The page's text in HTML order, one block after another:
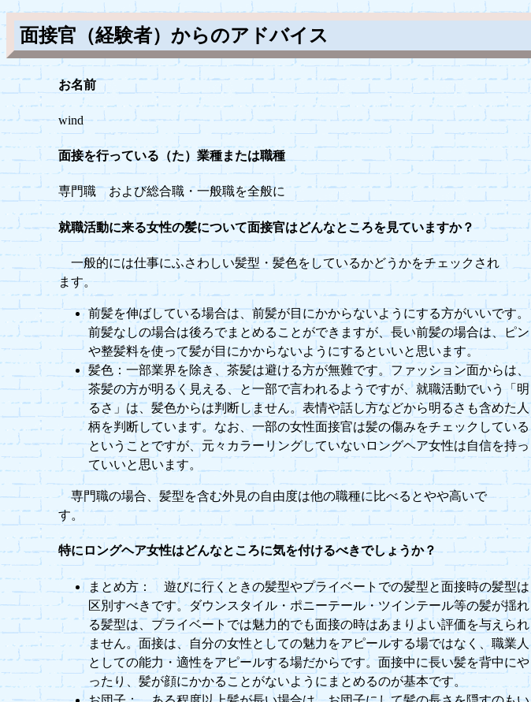
面接官（経験者）からのアドバイス
お名前
wind
面接を行っている（た）業種または職種
専門職 および総合職・一般職を全般に
就職活動に来る女性の髪について面接官はどんなところを見ていますか？
一般的には仕事にふさわしい髪型・髪色をしているかどうかをチェックされ
ます。
前髪を伸ばしている場合は、前髪が目にかからないようにする方がいいです。
前髪なしの場合は後ろでまとめることができますが、長い前髪の場合は、ピン
や整髪料を使って髪が目にかからないようにするといいと思います。
髪色：一部業界を除き、茶髪は避ける方が無難です。ファッション面からは、
茶髪の方が明るく見える、と一部で言われるようですが、就職活動でいう「明
るさ」は、髪色からは判断しません。表情や話し方などから明るさも含めた人
柄を判断しています。なお、一部の女性面接官は髪の傷みをチェックしている
ということですが、元々カラーリングしていないロングヘア女性は自信を持っ
ていいと思います。
専門職の場合、髪型を含む外見の自由度は他の職種に比べるとやや高いで
す。
特にロングヘア女性はどんなところに気を付けるべきでしょうか？
まとめ方： 遊びに行くときの髪型やプライベートでの髪型と面接時の髪型は
区別すべきです。ダウンスタイル・ポニーテール・ツインテール等の髪が揺れ
る髪型は、プライベートでは魅力的でも面接の時はあまりよい評価を与えられ
ません。面接は、自分の女性としての魅力をアピールする場ではなく、職業人
としての能力・適性をアピールする場だからです。面接中に長い髪を背中にや
ったり、髪が顔にかかることがないようにまとめるのが基本です。